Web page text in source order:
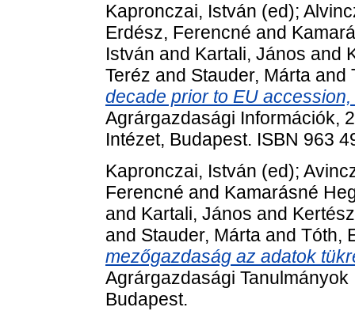
Kapronczai, István (ed);
Erdész, Ferencné and
István and Kartali, János and
Teréz and Stauder, Márta and
decade prior to EU
Agrárgazdasági Információk,
Intézet, Budapest. ISBN 963
Kapronczai, István (ed);
Ferencné and Kamarásné
and Kartali, János and
and Stauder, Márta and Tóth,
mezőgazdaság az adatok
Agrárgazdasági
Budapest.